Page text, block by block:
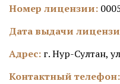
Номер лицензии:
Дата выдачи
Адрес: г. Нур-Султан,
Контактный телефон: